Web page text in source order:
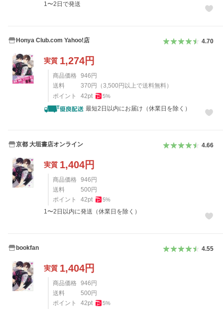
1〜2日で発送
Honya Club.com Yahoo!店 4.70
実質 1,274円
商品価格 946 円
送料
370 円 （3,500 円以上で送料無料）
ポイント
42pt 5%
最短2日以内にお届け（休業日を除く）
京都 大垣書店オンライン 4.66
実質 1,404円
商品価格 946 円
送料
500 円
ポイント
42pt 5%
1〜2日以内に発送（休業日を除く）
bookfan 4.55
実質 1,404円
商品価格 946 円
送料
500 円
ポイント
42pt 5%